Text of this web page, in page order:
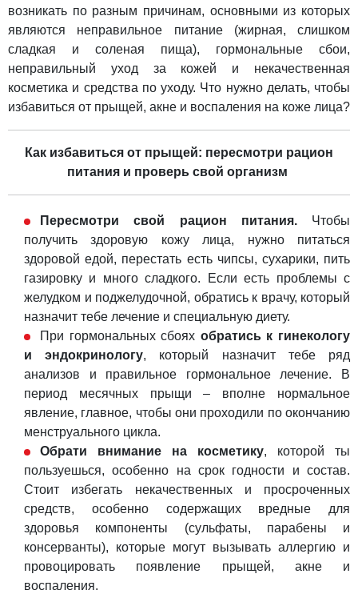
возникать по разным причинам, основными из которых
являются неправильное питание (жирная, слишком
сладкая и соленая пища), гормональные сбои,
неправильный уход за кожей и некачественная
косметика и средства по уходу. Что нужно делать, чтобы
избавиться от прыщей, акне и воспаления на коже лица?
Как избавиться от прыщей: пересмотри рацион
питания и проверь свой организм
Пересмотри свой рацион питания. Чтобы
получить здоровую кожу лица, нужно питаться
здоровой едой, перестать есть чипсы, сухарики, пить
газировку и много сладкого. Если есть проблемы с
желудком и поджелудочной, обратись к врачу, который
назначит тебе лечение и специальную диету.
При гормональных сбоях обратись к гинекологу
и эндокринологу, который назначит тебе ряд
анализов и правильное гормональное лечение. В
период месячных прыщи – вполне нормальное
явление, главное, чтобы они проходили по окончанию
менструального цикла.
Обрати внимание на косметику, которой ты
пользуешься, особенно на срок годности и состав.
Стоит избегать некачественных и просроченных
средств, особенно содержащих вредные для
здоровья компоненты (сульфаты, парабены и
консерванты), которые могут вызывать аллергию и
провоцировать появление прыщей, акне и
воспаления.